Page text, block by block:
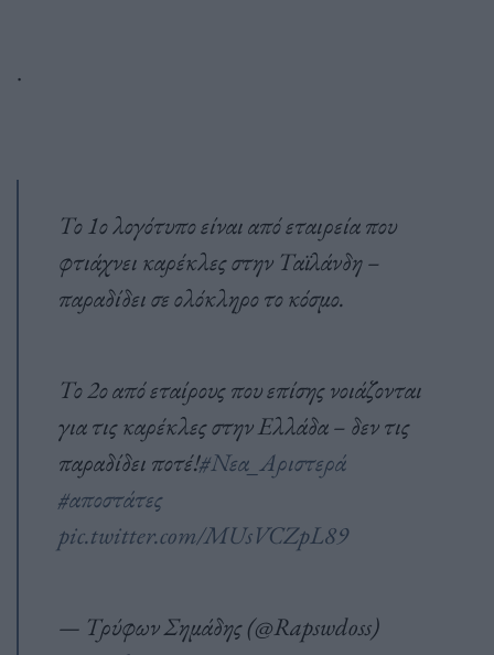
.
Το 1ο λογότυπο είναι από εταιρεία που
φτιάχνει καρέκλες στην Ταϊλάνδη –
παραδίδει σε ολόκληρο το κόσμο.
Το 2ο από εταίρους που επίσης νοιάζονται
για τις καρέκλες στην Ελλάδα – δεν τις
παραδίδει ποτέ!#Νεα_Αριστερά
#αποστάτες
pic.twitter.com/MUsVCZpL89
— Τρύφων Σημάδης (@Rapswdoss)